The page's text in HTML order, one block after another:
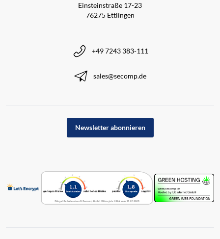
Einsteinstraße 17-23
76275 Ettlingen
+49 7243 383-111
sales@secomp.de
Newsletter abonnieren